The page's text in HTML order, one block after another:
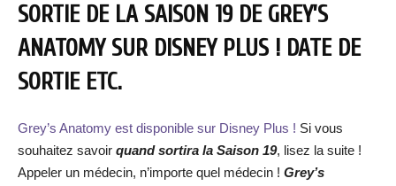
SORTIE DE LA SAISON 19 DE GREY’S
ANATOMY SUR DISNEY PLUS ! DATE DE
SORTIE ETC.
Grey’s Anatomy est disponible sur Disney Plus ! Si vous
souhaitez savoir quand sortira la Saison 19, lisez la suite !
Appeler un médecin, n’importe quel médecin ! Grey’s